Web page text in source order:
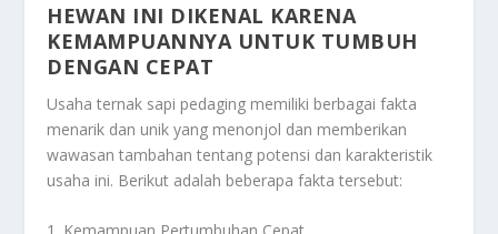
HEWAN INI DIKENAL KARENA
KEMAMPUANNYA UNTUK TUMBUH
DENGAN CEPAT
Usaha ternak sapi pedaging memiliki berbagai fakta
menarik dan unik yang menonjol dan memberikan
wawasan tambahan tentang potensi dan karakteristik
usaha ini. Berikut adalah beberapa fakta tersebut: